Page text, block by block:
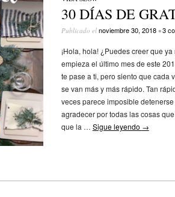
30 DÍAS DE
Publicado el noviembre 30, 2018 •3
¡Hola, hola! ¿Puedes creer que ya
empieza el último mes de este
te pase a ti, pero siento que cada
se van más y más rápido. Tan
veces parece imposible
agradecer por todas las cosas
que la … Sigue leyendo →